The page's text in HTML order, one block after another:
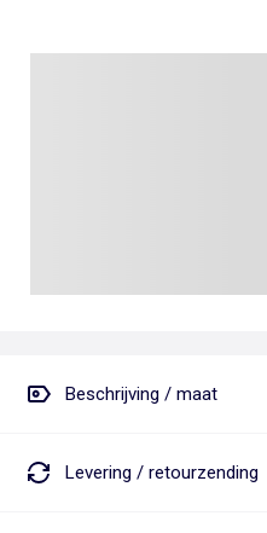
Beschrijving / maat
Levering / retourzending